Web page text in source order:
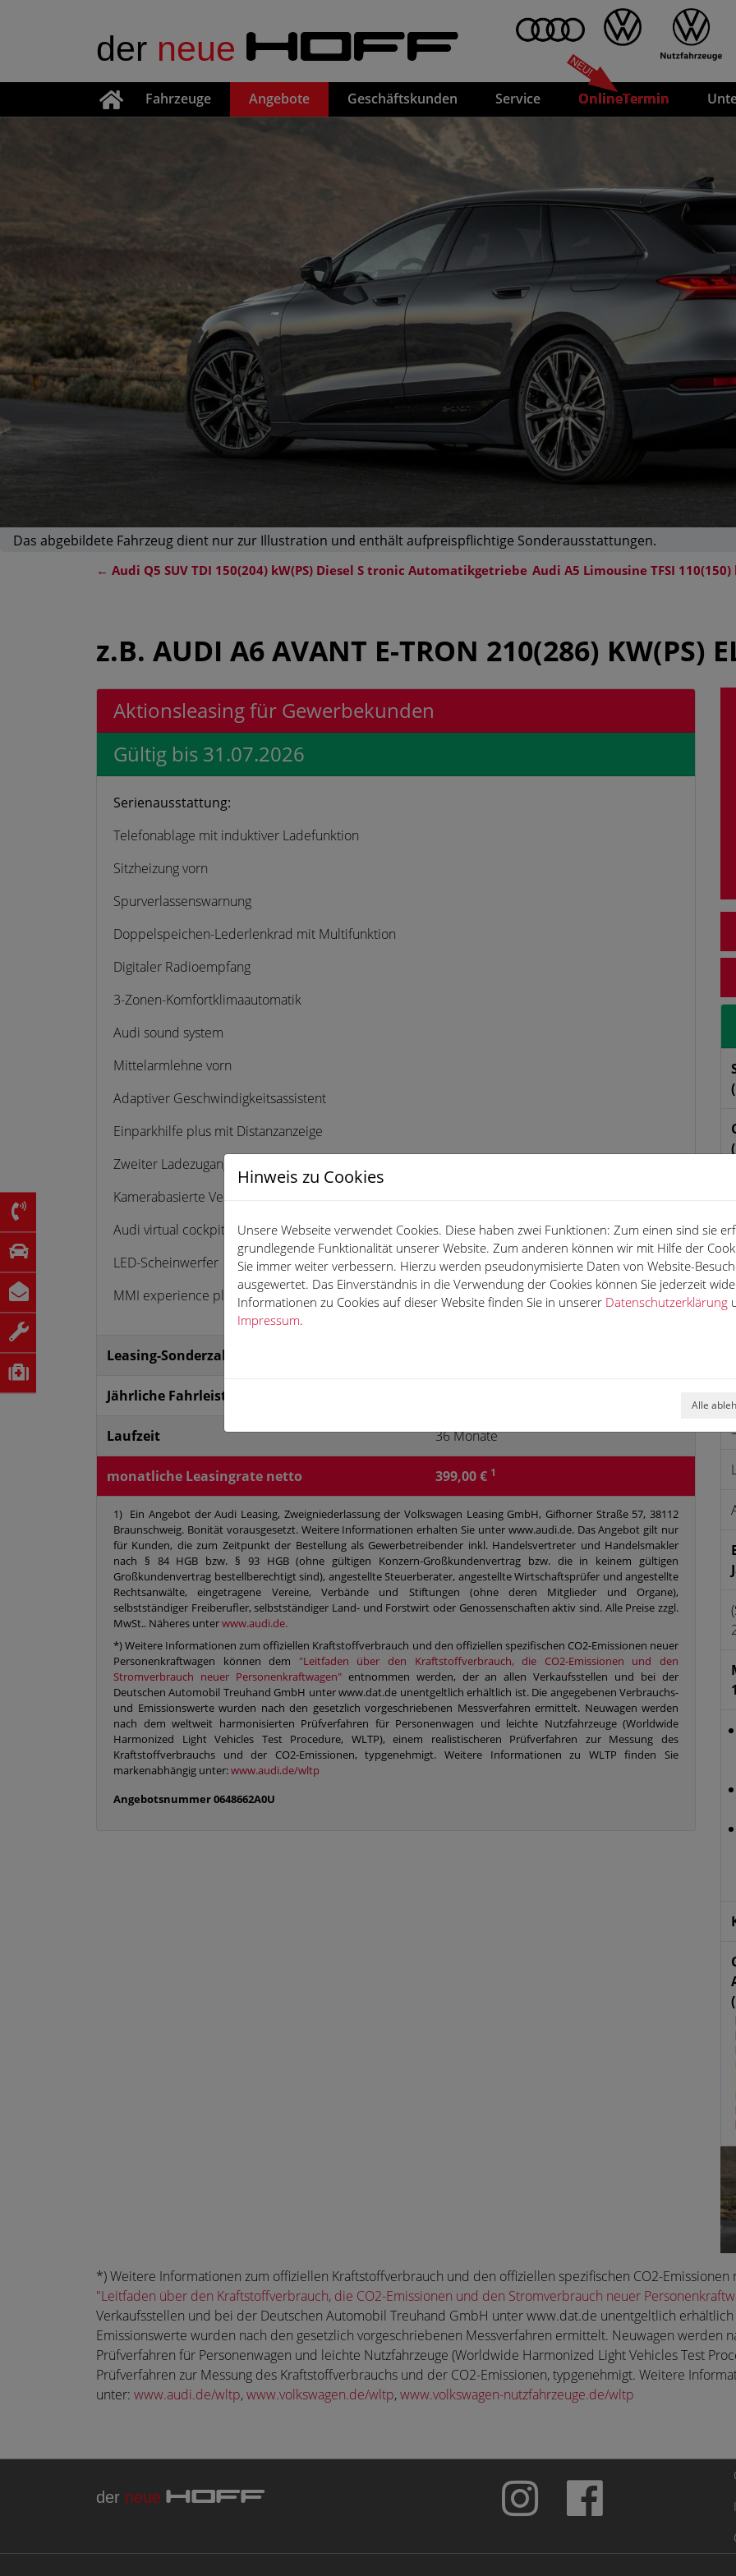
der neue HOFF
Fahrzeuge Angebote Geschäftskunden Service OnlineTermin
Das abgebildete Fahrzeug dient nur zur Illustration und enthält aufpreispflichtige Sonderausstattungen.
← Audi Q5 SUV TDI 150(204) kW(PS) Diesel S tronic Automatikgetriebe Audi A5 Limousine TFSI
z.B. AUDI A6 AVANT E-TRON 210(286) KW(PS)
Aktionsleasing für Gewerbekunden
Gültig bis 31.07.2026
Serienausstattung:
Telefonablage mit induktiver Ladefunktion
Sitzheizung vorn
Spurverlassenswarnung
Doppelspeichen-Lederlenkrad mit Multifunktion
Digitaler Radioempfang
3-Zonen-Komfortklimaautomatik
Audi sound system
Mittelarmlehne vorn
Adaptiver Geschwindigkeitsassistent
Einparkhilfe plus mit Distanzanzeige
Zweiter Ladezugang
Kamerabasierte Verkehrszeichenerkennung
Audi virtual cockpit plus
LED-Scheinwerfer
MMI experience plus
Leasing-Sonderzahlung
Jährliche Fahrleistung
Laufzeit 36 Monate
monatliche Leasingrate netto 399,00 € 1
1) Ein Angebot der Audi Leasing, Zweigniederlassung der Volkswagen Leasing GmbH, Gifhorner Straße 57, 38112
Braunschweig. Bonität vorausgesetzt. Weitere Informationen erhalten Sie unter www.audi.de. Das Angebot gilt nur
für Kunden, die zum Zeitpunkt der Bestellung als Gewerbetreibender inkl. Handelsvertreter und Handelsmakler
nach § 84 HGB bzw. § 93 HGB (ohne gültigen Konzern-Großkundenvertrag bzw. die in keinem gültigen
Großkundenvertrag bestellberechtigt sind), angestellte Steuerberater, angestellte Wirtschaftsprüfer und angestellte
Rechtsanwälte, eingetragene Vereine, Verbände und Stiftungen (ohne deren Mitglieder und Organe),
selbstständiger Freiberufler, selbstständiger Land- und Forstwirt oder Genossenschaften aktiv sind. Alle Preise zzgl.
MwSt.. Näheres unterwww.audi.de.
*) Weitere Informationen zum offiziellen Kraftstoffverbrauch und den offiziellen spezifischen CO2-Emissionen neuer
Personenkraftwagen können dem "Leitfaden über den Kraftstoffverbrauch, die CO2-Emissionen und den
Stromverbrauch neuer Personenkraftwagen"entnommen werden, der an allen Verkaufsstellen und bei der
Deutschen Automobil Treuhand GmbH unter www.dat.de unentgeltlich erhältlich ist. Die angegebenen Verbrauchs-
und Emissionswerte wurden nach den gesetzlich vorgeschriebenen Messverfahren ermittelt. Neuwagen werden
nach dem weltweit harmonisierten Prüfverfahren für Personenwagen und leichte Nutzfahrzeuge (Worldwide
Harmonized Light Vehicles Test Procedure, WLTP), einem realistischeren Prüfverfahren zur Messung des
Kraftstoffverbrauchs und der CO2-Emissionen, typgenehmigt. Weitere Informationen zu WLTP finden Sie
markenabhängig unter:www.audi.de/wltp
Angebotsnummer0648662A0U
*) Weitere Informationen zum offiziellen Kraftstoffverbrauch und den offiziellen spezifischen CO2-
"Leitfaden über den Kraftstoffverbrauch, die CO2-Emissionen und den Stromverbrauch neuer
Verkaufsstellen und bei der Deutschen Automobil Treuhand GmbH unter www.dat.de unentgeltlich
Emissionswerte wurden nach den gesetzlich vorgeschriebenen Messverfahren ermittelt. Neuwagen werden
Prüfverfahren für Personenwagen und leichte Nutzfahrzeuge (Worldwide Harmonized Light Vehicles Test
Prüfverfahren zur Messung des Kraftstoffverbrauchs und der CO2-Emissionen, typgenehmigt. Weitere
unter: www.audi.de/wltp,www.volkswagen.de/wltp,www.volkswagen-nutzfahrzeuge.de/wltp
der neue HOFF
Hinweis zu Cookies
Unsere Webseite verwendet Cookies. Diese haben zwei Funktionen: Zum einen sind sie
grundlegende Funktionalität unserer Website. Zum anderen können wir mit Hilfe der
Sie immer weiter verbessern. Hierzu werden pseudonymisierte Daten von Website-
ausgewertet. Das Einverständnis in die Verwendung der Cookies können Sie jederzeit
Informationen zu Cookies auf dieser Website finden Sie in unserer Datenschutzerklärung
Impressum.
Alle